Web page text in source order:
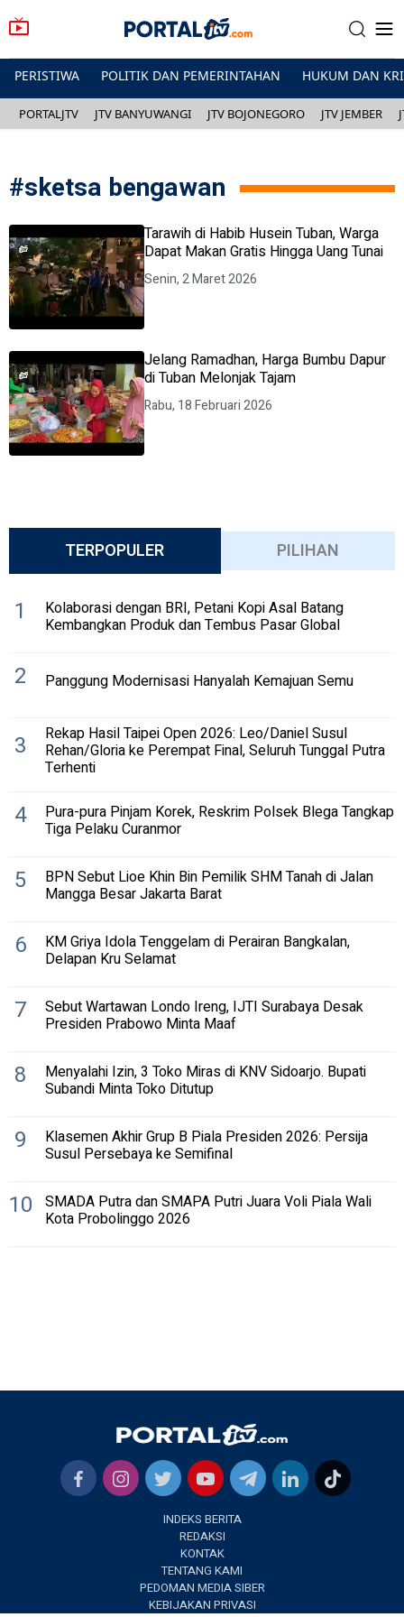
PERISTIWA POLITIK DAN PEMERINTAHAN HUKUM DAN
PORTALJTV JTV BANYUWANGI JTV BOJONEGORO JTV JEMBER
#sketsa bengawan
Tarawih di Habib Husein Tuban, Warga
Dapat Makan Gratis Hingga Uang Tunai
Senin, 2 Maret 2026
Jelang Ramadhan, Harga Bumbu Dapur
di Tuban Melonjak Tajam
Rabu, 18 Februari 2026
TERPOPULER PILIHAN
1 Kolaborasi dengan BRI, Petani Kopi Asal Batang
Kembangkan Produk dan Tembus Pasar Global
2 Panggung Modernisasi Hanyalah Kemajuan Semu
3 Rekap Hasil Taipei Open 2026: Leo/Daniel Susul
Rehan/Gloria ke Perempat Final, Seluruh Tunggal Putra
Terhenti
4 Pura-pura Pinjam Korek, Reskrim Polsek Blega Tangkap
Tiga Pelaku Curanmor
5 BPN Sebut Lioe Khin Bin Pemilik SHM Tanah di Jalan
Mangga Besar Jakarta Barat
6 KM Griya Idola Tenggelam di Perairan Bangkalan,
Delapan Kru Selamat
7 Sebut Wartawan Londo Ireng, IJTI Surabaya Desak
Presiden Prabowo Minta Maaf
8 Menyalahi Izin, 3 Toko Miras di KNV Sidoarjo. Bupati
Subandi Minta Toko Ditutup
9 Klasemen Akhir Grup B Piala Presiden 2026: Persija
Susul Persebaya ke Semifinal
10 SMADA Putra dan SMAPA Putri Juara Voli Piala Wali
Kota Probolinggo 2026
INDEKS BERITA
REDAKSI
KONTAK
TENTANG KAMI
PEDOMAN MEDIA SIBER
KEBIJAKAN PRIVASI